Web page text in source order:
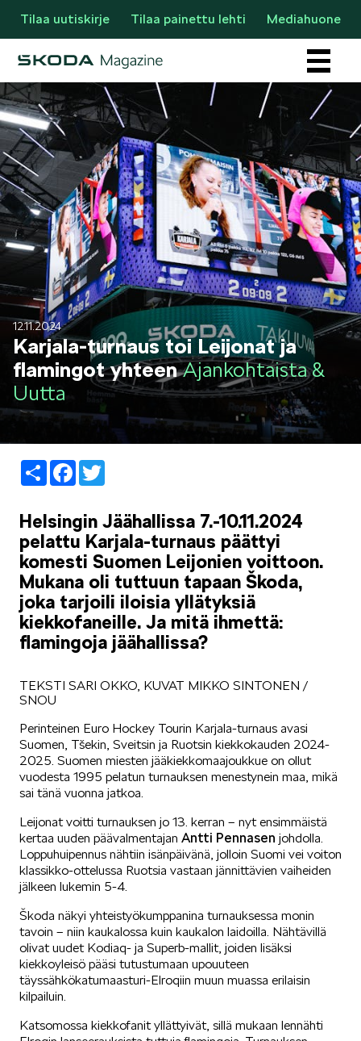
Tilaa uutiskirje Tilaa painettu lehti Mediahuone
Osastot
AJANKOHTAISTA & UUTTA
LIFESTYLE
SIMPLY CLEVER
SÄHKÖAUTOILU
KOEAJOSSA
12.11.2024
Karjala-turnaus toi Leijonat ja
flamingot yhteenAjankohtaista &
Uutta
ShareFacebook
Helsingin Jäähallissa 7.-10.11.2024
pelattu Karjala-turnaus päättyi
komesti Suomen Leijonien voittoon.
Mukana oli tuttuun tapaan Škoda,
joka tarjoili iloisia yllätyksiä
kiekkofaneille. Ja mitä ihmettä:
flamingoja jäähallissa?
TEKSTI SARI OKKO, KUVAT MIKKO SINTONEN /
SNOU
Perinteinen Euro Hockey Tourin Karjala-turnaus avasi
Suomen, Tšekin, Sveitsin ja Ruotsin kiekkokauden 2024-
2025. Suomen miesten jääkiekkomaajoukkue on ollut
vuodesta 1995 pelatun turnauksen menestynein maa, mikä
sai tänä vuonna jatkoa.
Leijonat voitti turnauksen jo 13. kerran – nyt ensimmäistä
kertaa uuden päävalmentajan Antti Pennasen johdolla.
Loppuhuipennus nähtiin isänpäivänä, jolloin Suomi vei voiton
klassikko-ottelussa Ruotsia vastaan jännittävien vaiheiden
jälkeen lukemin 5-4.
Škoda näkyi yhteistyökumppanina turnauksessa monin
tavoin – niin kaukalossa kuin kaukalon laidoilla. Nähtävillä
olivat uudet Kodiaq- ja Superb-mallit, joiden lisäksi
kiekkoyleisö pääsi tutustumaan upouuteen
täyssähkökatumaasturi-Elroqiin muun muassa erilaisin
kilpailuin.
Katsomossa kiekkofanit yllättyivät, sillä mukaan lennähti